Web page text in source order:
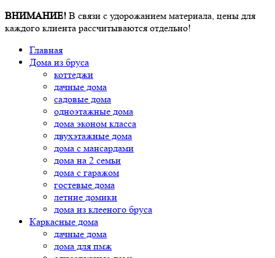
ВНИМАНИЕ! В связи с удорожанием материала, цены для
каждого клиента рассчитываются отдельно!
Главная
Дома из бруса
коттеджи
дачные дома
садовые дома
одноэтажные дома
дома эконом класса
двухэтажные дома
дома с мансардами
дома на 2 семьи
дома с гаражом
гостевые дома
летние домики
дома из клееного бруса
Каркасные дома
дачные дома
дома для пмж